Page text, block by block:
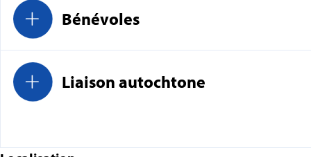
Bénévoles
Liaison autochtone